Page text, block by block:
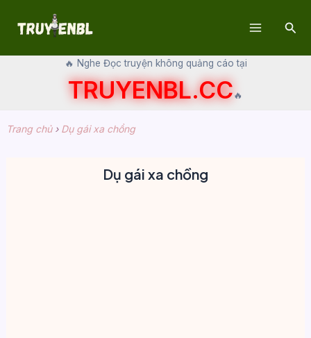
🔥 Nghe Đọc truyện không quảng cáo tại
TRUYENBL.CC🔥
Trang chủ› Dụ gái xa chồng
Dụ gái xa chồng